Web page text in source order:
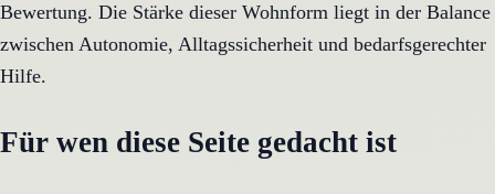
Bewertung. Die Stärke dieser Wohnform liegt in der Balance
zwischen Autonomie, Alltagssicherheit und bedarfsgerechter
Hilfe.
Für wen diese Seite gedacht ist